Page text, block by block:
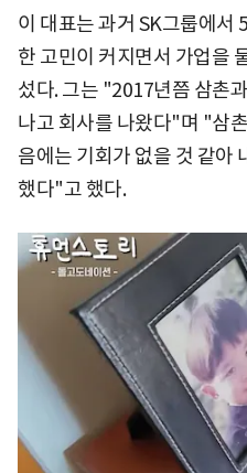
이 대표는 과거 SK그룹에서
한 고민이 커지면서 가업을
섰다. 그는 "2017년쯤 삼촌
나고 회사를 나왔다"며 "삼
음에는 기회가 없을 것 같아
했다"고 했다.